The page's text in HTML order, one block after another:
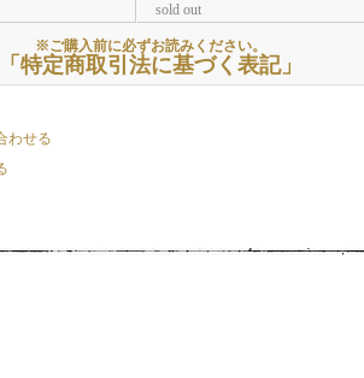
sold out
※ご購入前に必ずお読みください。
「特定商取引法に基づく表記」
わせる